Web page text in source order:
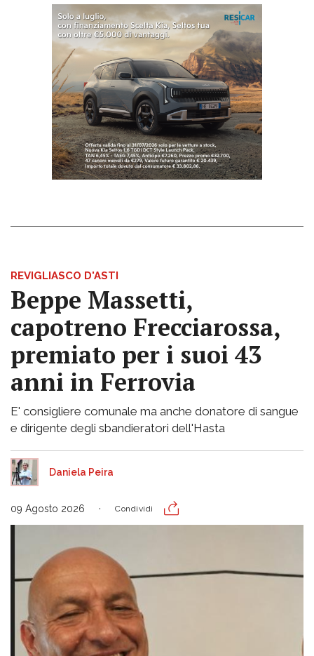
REVIGLIASCO D'ASTI
Beppe Massetti,
capotreno Frecciarossa,
premiato per i suoi 43
anni in Ferrovia
E' consigliere comunale ma anche donatore di sangue
e dirigente degli sbandieratori dell'Hasta
Daniela Peira
09 Agosto 2026 Condividi